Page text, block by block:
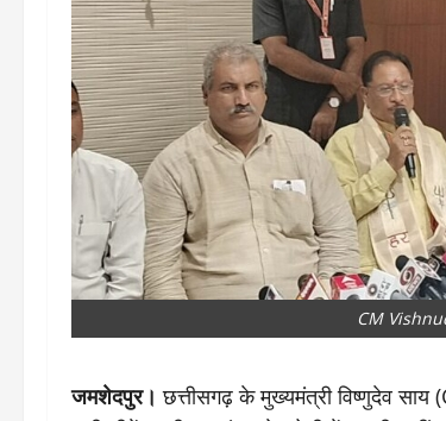
CM
जमशेदपुर। छत्तीसगढ़ के मुख्यमंत्री विष्णुदेव